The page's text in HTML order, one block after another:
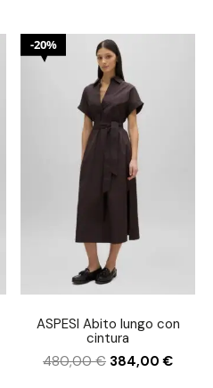
20%
ASPESI Abito lungo con
cintura
480,00€ 384,00€